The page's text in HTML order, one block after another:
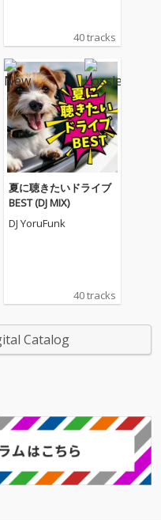
40 tracks
夏に聴きたいドライブ
BEST (DJ MIX)
DJ YoruFunk
40 tracks
Catalog